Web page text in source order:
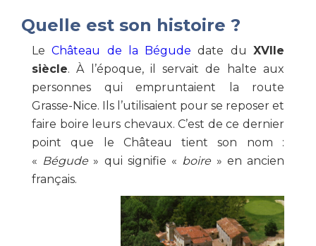
Quelle est son histoire ?
LeChâteau de la Bégude date duXVIIe
siècle. À l’époque, il servait de halte aux
personnes qui empruntaient la route
Grasse-Nice. Ils l’utilisaient pour se reposer et
faire boire leurs chevaux. C’est de ce dernier
point que le Château tient son nom :
« Bégude » qui signifie « boire » en ancien
français.